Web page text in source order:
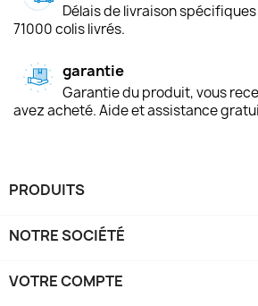
Délais de livraison
71000 colis livrés.
garantie
Garantie du produit, vous
avez acheté. Aide et assistance
PRODUITS
NOTRE SOCIÉTÉ
VOTRE COMPTE